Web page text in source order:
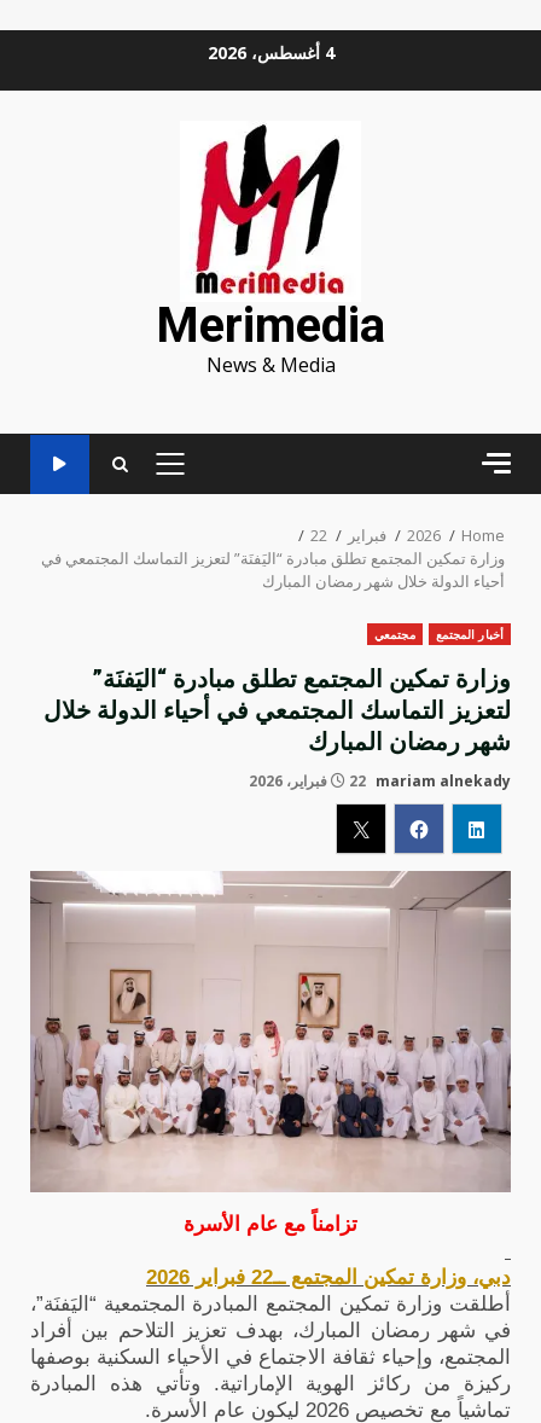
4 أغسطس، 2026
Merimedia
News & Media
PRIMARY
Home
2026 فبراير
22
وزارة تمكين المجتمع تطلق مبادرة “اليَفنَة” لتعزيز التماسك المجتمعي في
أحياء الدولة خلال شهر رمضان المبارك
أخبار المجتمع مجتمعي
وزارة تمكين المجتمع تطلق مبادرة “اليَفنَة”
لتعزيز التماسك المجتمعي في أحياء الدولة خلال
شهر رمضان المبارك
mariam alnekady 22 فبراير، 2026
تزامناً مع عام الأسرة
دبي، وزارة تمكين المجتمع ــ22 فبراير 2026
أطلقت وزارة تمكين المجتمع المبادرة المجتمعية “اليَفنَة”،
في شهر رمضان المبارك، بهدف تعزيز التلاحم بين أفراد
المجتمع، وإحياء ثقافة الاجتماع في الأحياء السكنية بوصفها
ركيزة من ركائز الهوية الإماراتية. وتأتي هذه المبادرة
تماشياً مع تخصيص 2026 ليكون عام الأسرة.